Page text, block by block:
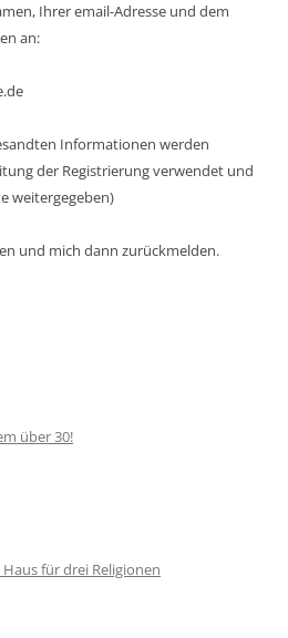
Ihrer email-Adresse und dem
an:
Informationen werden
der Registrierung verwendet und
weitergegeben)
und mich dann zurückmelden.
über 30!
für drei Religionen